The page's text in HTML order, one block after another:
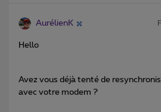
AurélienK
Hello
Avez vous déjà tenté de
avec votre modem ?